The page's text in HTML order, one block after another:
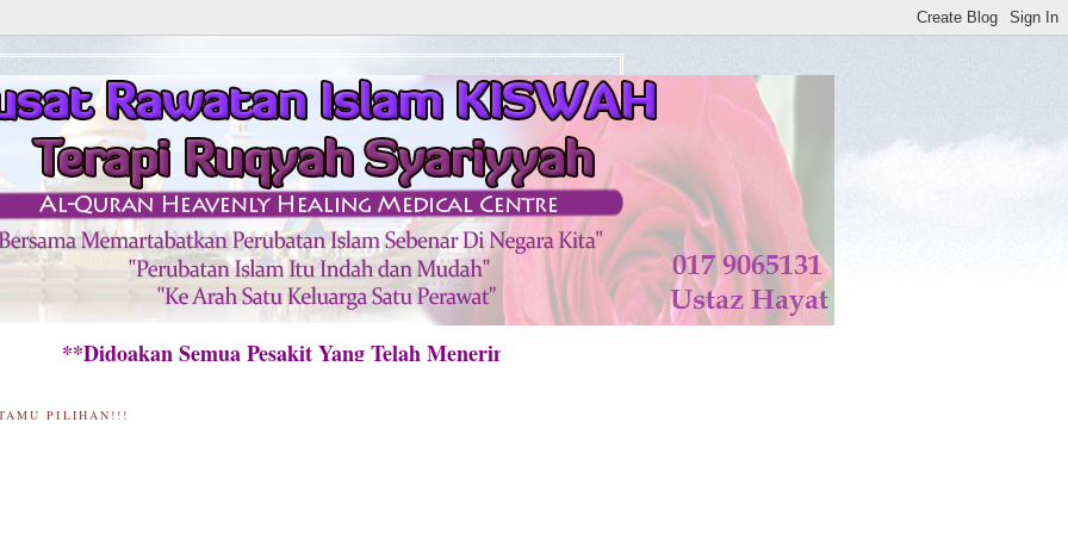
Semua Pesakit Yang Telah Menerima Rawatan di KISWAH DISEMBUHKAN ALLAH TAALA.
PILIHAN!!!